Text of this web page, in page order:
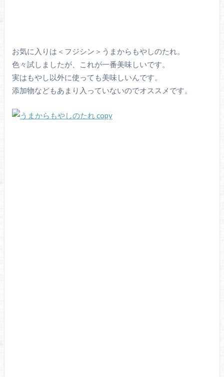
お気に入りは＜フジシン＞うまからもやしのたれ。
色々試しましたが、これが一番美味しいです。
実はもやし以外に使っても美味しいんです。
添加物などもあまり入っていないのでオススメです。